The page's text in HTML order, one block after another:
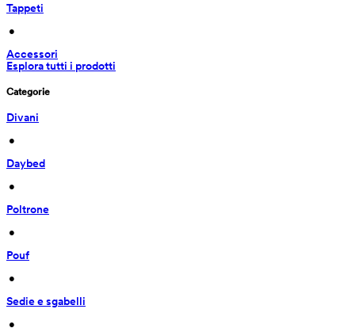
Tappeti
•
Accessori
Esplora tutti i prodotti
Categorie
Divani
•
Daybed
•
Poltrone
•
Pouf
•
Sedie e sgabelli
•